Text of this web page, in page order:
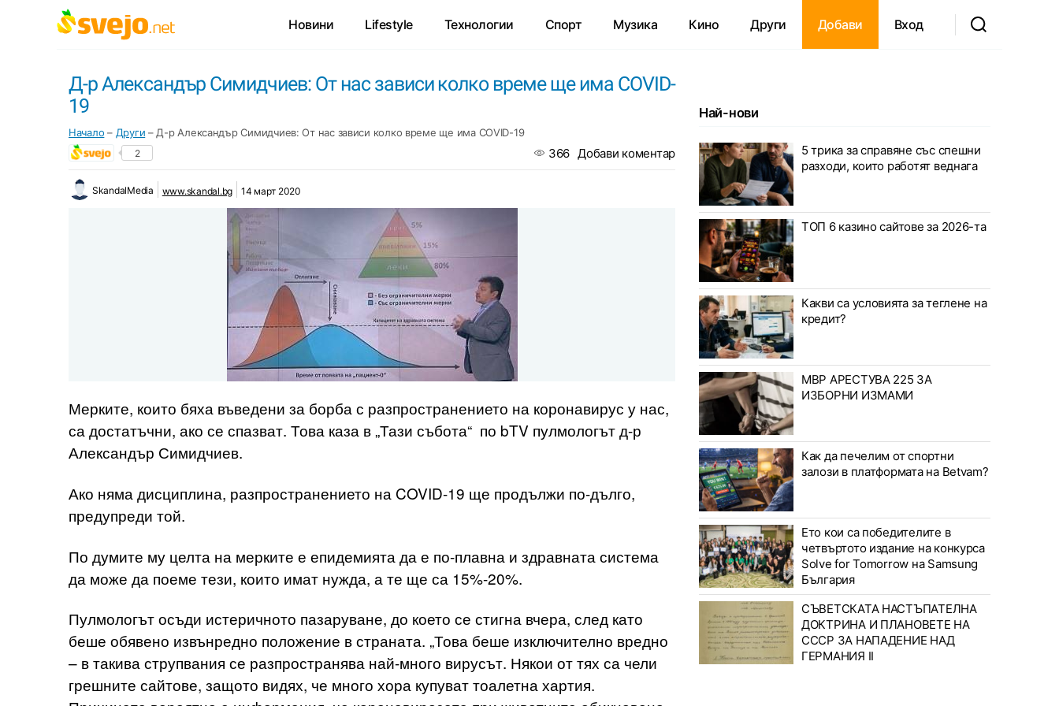
Новини Lifestyle Технологии Спорт Музика Кино Други Добави Вход
Д-р Александър Симидчиев: От нас зависи колко време ще има COVID-
19
Начало – Други – Д-р Александър Симидчиев: От нас зависи колко време ще има COVID-19
2 366 Добави коментар
SkandalMedia www.skandal.bg 14 март 2020
Мерките, които бяха въведени за борба с разпространението на коронавирус у нас,
са достатъчни, ако се спазват. Това каза в „Тази събота“ по bTV пулмологът д-р
Александър Симидчиев.
Ако няма дисциплина, разпространението на COVID-19 ще продължи по-дълго,
предупреди той.
По думите му целта на мерките е епидемията да е по-плавна и здравната система
да може да поеме тези, които имат нужда, а те ще са 15%-20%.
Пулмологът осъди истеричното пазаруване, до което се стигна вчера, след като
беше обявено извънредно положение в страната. „Това беше изключително вредно
– в такива струпвания се разпространява най-много вирусът. Някои от тях са чели
грешните сайтове, защото видях, че много хора купуват тоалетна хартия.
Най-нови
5 трика за справяне със спешни
разходи, които работят веднага
ТОП 6 казино сайтове за 2026-та
Какви са условията за теглене на
кредит?
МВР АРЕСТУВА 225 ЗА
ИЗБОРНИ ИЗМАМИ
Как да печелим от спортни
залози в платформата на Betvam?
Ето кои са победителите в
четвъртото издание на конкурса
Solve for Tomorrow на Samsung
България
СЪВЕТСКАТА НАСТЪПАТЕЛНА
ДОКТРИНА И ПЛАНОВЕТЕ НА
СССР ЗА НАПАДЕНИЕ НАД
ГЕРМАНИЯ II